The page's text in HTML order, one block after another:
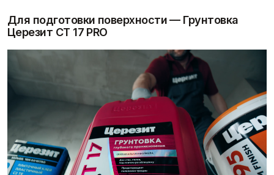
Показать больше
Показать больше
Сетки/Стеклообои
Малярные ленты
Стеклообои/Флизелин
Фасадные сетки
Показать больше
Для подготовки поверхности — Грунтовка
Церезит CT 17 PRO